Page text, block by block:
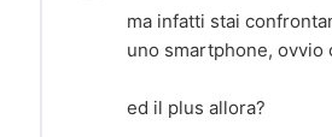
ma infatti stai
uno smartphone, ovvio
ed il plus allora?